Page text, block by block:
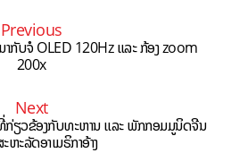
Previous
ກັບຈໍ OLED 120Hz ແລະ ກ້ອງ zoom
200x
Next
ຽວຂ້ອງກັບທະຫານ ແລະ ພັກກອມມູນິດຈີນ
ຫະລັດອາເມຣິກາອ້າງ